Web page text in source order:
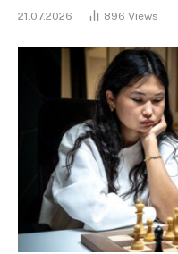
21.07.2026 896 Views